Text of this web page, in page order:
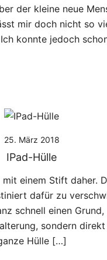
der kleine neue
mir doch nicht so
konnte jedoch
25. März 2018
IPad-Hülle
mit einem Stift daher.
dafür zu
schnell einen Grund,
sondern direkt
Hülle […]